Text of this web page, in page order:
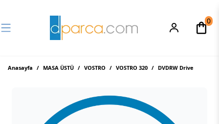
0
Anasayfa / MASA ÜSTÜ / VOSTRO / VOSTRO 320 / DVDRW Drive